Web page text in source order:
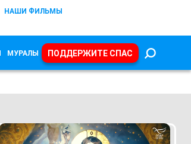
НАШИ ФИЛЬМЫ
МУРАЛЫ ПОДДЕРЖИТЕ СПАС